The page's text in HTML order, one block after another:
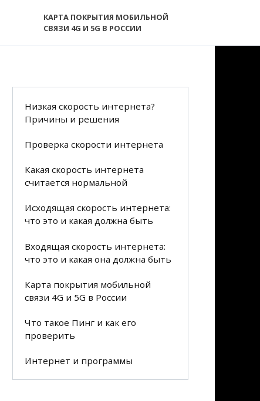
КАРТА ПОКРЫТИЯ МОБИЛЬНОЙ
СВЯЗИ 4G И 5G В РОССИИ
Низкая скорость интернета?
Причины и решения
Проверка скорости интернета
Какая скорость интернета
считается нормальной
Исходящая скорость интернета:
что это и какая должна быть
Входящая скорость интернета:
что это и какая она должна быть
Карта покрытия мобильной
связи 4G и 5G в России
Что такое Пинг и как его
проверить
Интернет и программы